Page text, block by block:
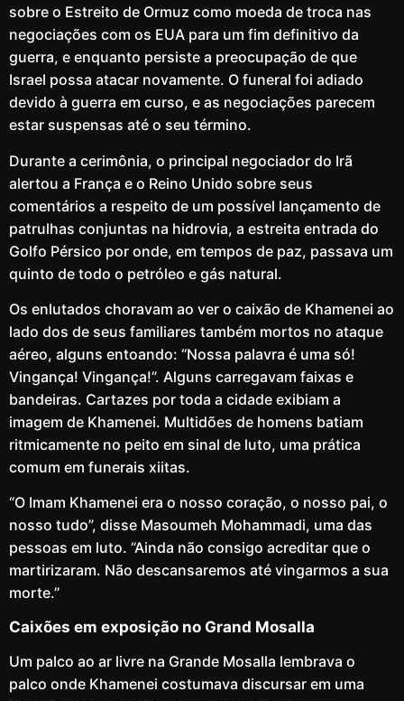
sobre o Estreito de Ormuz como moeda de troca nas
negociações com os EUA para um fim definitivo da
guerra, e enquanto persiste a preocupação de que
Israel possa atacar novamente. O funeral foi adiado
devido à guerra em curso, e as negociações parecem
estar suspensas até o seu término.
Durante a cerimônia, o principal negociador do Irã
alertou a França e o Reino Unido sobre seus
comentários a respeito de um possível lançamento de
patrulhas conjuntas na hidrovia, a estreita entrada do
Golfo Pérsico por onde, em tempos de paz, passava um
quinto de todo o petróleo e gás natural.
Os enlutados choravam ao ver o caixão de Khamenei ao
lado dos de seus familiares também mortos no ataque
aéreo, alguns entoando: “Nossa palavra é uma só!
Vingança! Vingança!”. Alguns carregavam faixas e
bandeiras. Cartazes por toda a cidade exibiam a
imagem de Khamenei. Multidões de homens batiam
ritmicamente no peito em sinal de luto, uma prática
comum em funerais xiitas.
“O Imam Khamenei era o nosso coração, o nosso pai, o
nosso tudo”, disse Masoumeh Mohammadi, uma das
pessoas em luto. “Ainda não consigo acreditar que o
martirizaram. Não descansaremos até vingarmos a sua
morte.”
Caixões em exposição no Grand Mosalla
Um palco ao ar livre na Grande Mosalla lembrava o
palco onde Khamenei costumava discursar em uma